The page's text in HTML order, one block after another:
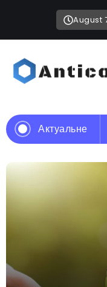
August
Актуальне